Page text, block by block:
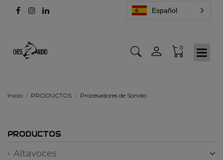
Español
0
Inicio PRODUCTOS Procesadores de Sonido
PRODUCTOS
Altavoces